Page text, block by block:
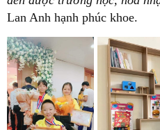
Lan Anh hạnh phúc khoe.